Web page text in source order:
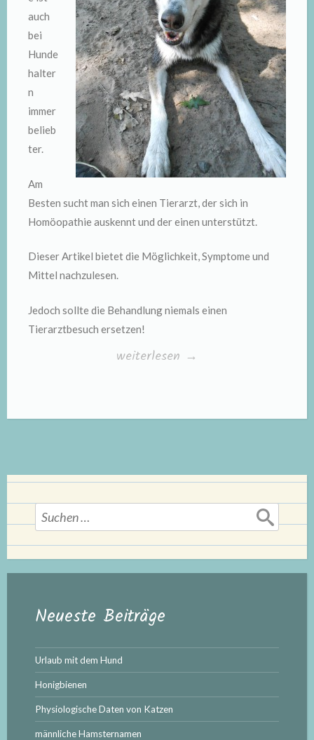
auch
bei
Hunde
halter
n
immer
belieb
ter.
Am
Besten sucht man sich einen Tierarzt, der sich in
Homöopathie auskennt und der einen unterstützt.
Dieser Artikel bietet die Möglichkeit, Symptome und
Mittel nachzulesen.
Jedoch sollte die Behandlung niemals einen
Tierarztbesuch ersetzen!
„Homöopathie
weiterlesen →
Suchen
nach:
Neueste Beiträge
Urlaub mit dem Hund
Honigbienen
Physiologische Daten von Katzen
männliche Hamsternamen